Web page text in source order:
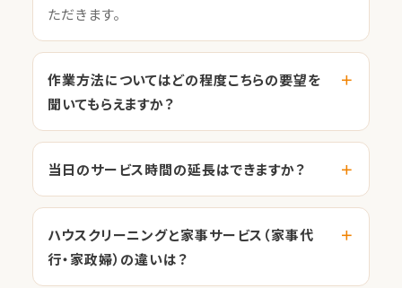
ただきます。
作業方法についてはどの程度こちらの要望を
聞いてもらえますか？
当日のサービス時間の延長はできますか？
ハウスクリーニングと家事サービス（家事代
行・家政婦）の違いは？